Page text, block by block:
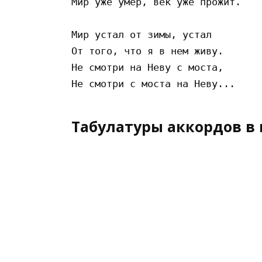
Мир устал от зимы, устал
От того, что я в нем живу.
Не смотри на Неву с моста,
Табулатуры аккордов в